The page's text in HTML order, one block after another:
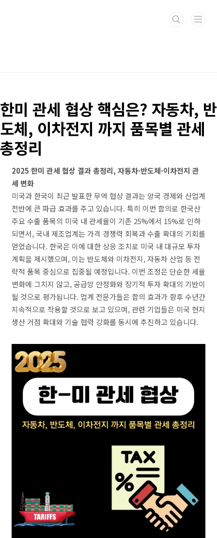
한미 관세 협상 핵심은? 자동차, 반
도체, 이차전지 까지 품목별 관세
총정리
2025 한미 관세 협상 결과 총정리, 자동차·반도체·이차전지 관
세 변화
미국과 한국이 최근 발표한 무역 협상 결과는 양국 경제와 산업계
전반에 큰 파급 효과를 주고 있습니다. 특히 이번 합의로 한국산
주요 수출 품목의 미국 내 관세율이 기존 25%에서 15%로 인하
되면서, 국내 제조업계는 가격 경쟁력 회복과 수출 확대의 기회를
얻었습니다. 한국은 이에 대한 상응 조치로 미국 내 대규모 투자
계획을 제시했으며, 이는 반도체와 이차전지, 자동차 산업 등 전
략적 품목 중심으로 집중될 예정입니다. 이번 조정은 단순한 세율
변화에 그치지 않고, 공급망 안정화와 장기적 투자 확대의 기반이
될 것으로 평가됩니다. 업계 전문가들은 합의 효과가 향후 수년간
지속적으로 작용할 것으로 보고 있으며, 관련 기업들은 미국 현지
생산 거점 확대와 기술 협력 강화를 동시에 추진하고 있습니다.